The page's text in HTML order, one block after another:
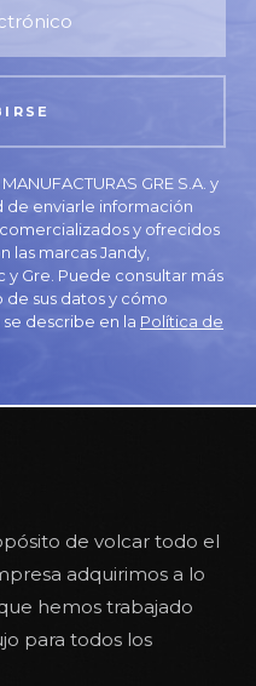
GRE S.A. y
de enviarle información
y ofrecidos
las marcas Jandy,
y Gre. Puede consultar más
sus datos y cómo
describe en la Política de
de volcar todo el
adquirimos a lo
hemos trabajado
para todos los